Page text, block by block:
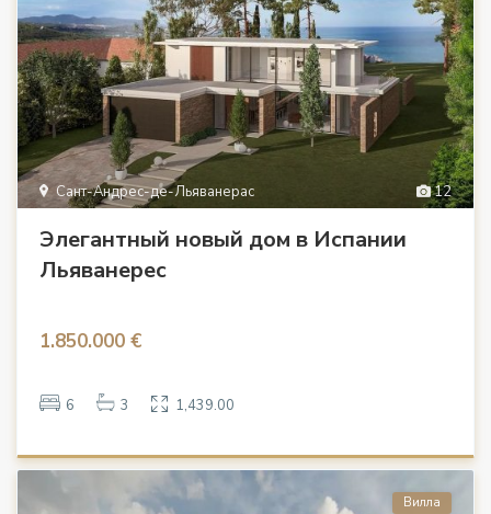
12
Сант-Андрес-де-Льяванерас
Элегантный новый дом в Испании
Льяванерес
1.850.000 €
6 3 1,439.00
Вилла